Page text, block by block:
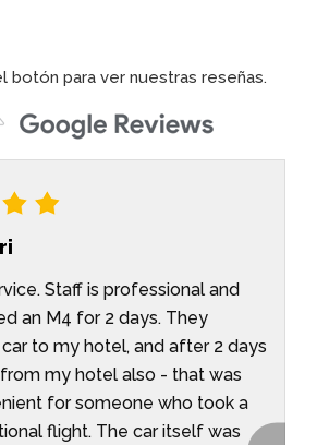
botón para ver nuestras reseñas.
Staff is professional and
an M4 for 2 days. They
to my hotel, and after 2 days
my hotel also - that was
for someone who took a
flight. The car itself was